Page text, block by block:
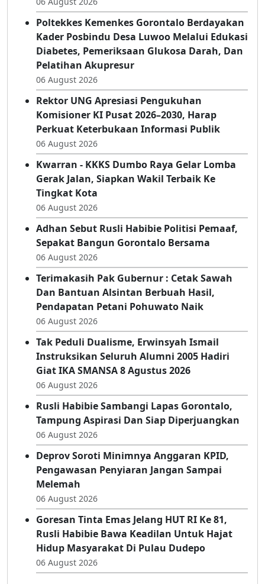
SMP Negeri 1 Bolaang Uki Gelar Lomba 17-
an, Tanamkan Semangat Nasionalisme!
06 August 2026
Poltekkes Kemenkes Gorontalo Berdayakan
Kader Posbindu Desa Luwoo Melalui Edukasi
Diabetes, Pemeriksaan Glukosa Darah, Dan
Pelatihan Akupresur
06 August 2026
Rektor UNG Apresiasi Pengukuhan
Komisioner KI Pusat 2026–2030, Harap
Perkuat Keterbukaan Informasi Publik
06 August 2026
Kwarran - KKKS Dumbo Raya Gelar Lomba
Gerak Jalan, Siapkan Wakil Terbaik Ke
Tingkat Kota
06 August 2026
Adhan Sebut Rusli Habibie Politisi Pemaaf,
Sepakat Bangun Gorontalo Bersama
06 August 2026
Terimakasih Pak Gubernur : Cetak Sawah
Dan Bantuan Alsintan Berbuah Hasil,
Pendapatan Petani Pohuwato Naik
06 August 2026
Tak Peduli Dualisme, Erwinsyah Ismail
Instruksikan Seluruh Alumni 2005 Hadiri
Giat IKA SMANSA 8 Agustus 2026
06 August 2026
Rusli Habibie Sambangi Lapas Gorontalo,
Tampung Aspirasi Dan Siap Diperjuangkan
06 August 2026
Deprov Soroti Minimnya Anggaran KPID,
Pengawasan Penyiaran Jangan Sampai
Melemah
06 August 2026
Goresan Tinta Emas Jelang HUT RI Ke 81,
Rusli Habibie Bawa Keadilan Untuk Hajat